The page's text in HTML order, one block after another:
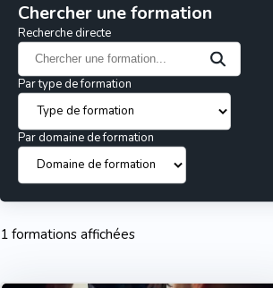
Chercher une formation
Recherche directe
Par type de formation
Par domaine de formation
1 formations affichées